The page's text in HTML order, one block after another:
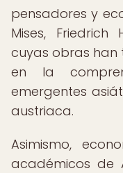
pensadores y
Mises,
cuyas obras
en la
emergentes
austriaca.
Asimismo,
académicos de